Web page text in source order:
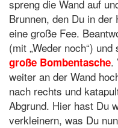
spreng die Wand auf
Brunnen, den Du in
eine große Fee.
(mit „Weder noch“)
große Bombentasche.
weiter an der Wand
nach rechts und
Abgrund. Hier hast Du
verkleinern, was Du